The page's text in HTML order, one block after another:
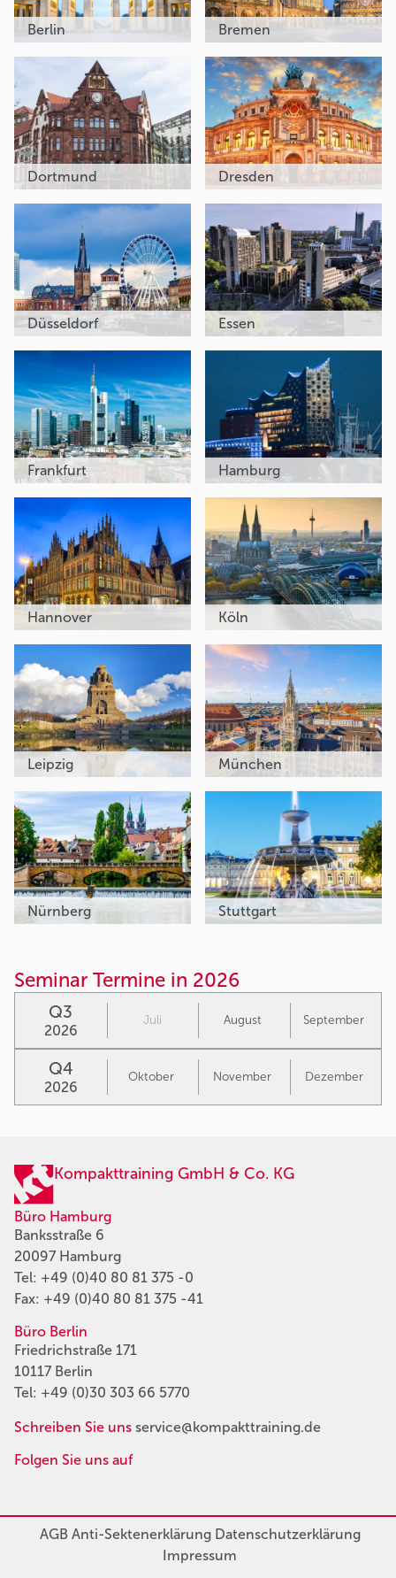
Berlin Bremen
Dortmund Dresden
Düsseldorf Essen
Frankfurt Hamburg
Hannover Köln
Leipzig München
Nürnberg Stuttgart
Seminar Termine in 2026
Q3
2026
Juli August September
Q4
2026
Oktober November Dezember
Kompakttraining GmbH & Co. KG
Büro Hamburg
Banksstraße 6
20097 Hamburg
Tel: +49 (0)40 80 81 375 -0
Fax: +49 (0)40 80 81 375 -41
Büro Berlin
Friedrichstraße 171
10117 Berlin
Tel: +49 (0)30 303 66 5770
Schreiben Sie uns service@kompakttraining.de
Folgen Sie uns auf
AGBAnti-SektenerklärungDatenschutzerklärung
Impressum